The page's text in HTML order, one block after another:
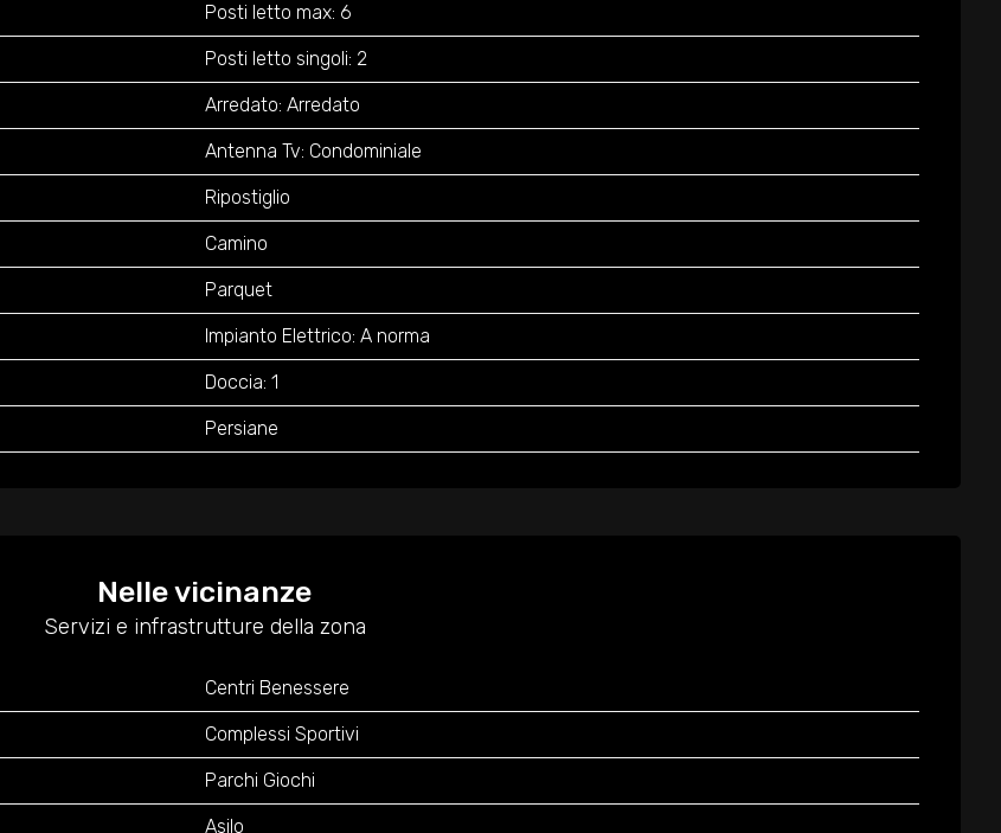
Posti letto max: 6
Posti letto singoli: 2
Arredato: Arredato
Antenna Tv: Condominiale
Ripostiglio
Camino
Parquet
Impianto Elettrico: A norma
Doccia: 1
Persiane
Nelle vicinanze
Servizi e infrastrutture della zona
Centri Benessere
Complessi Sportivi
Parchi Giochi
Asilo